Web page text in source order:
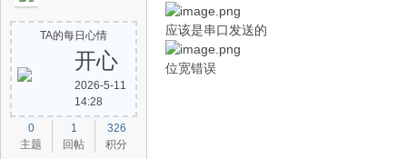
论
TA的每日心情
开心
2026-5-11
14:28
0
主题
1
回帖
326
积分
应该是串口发送的
位宽错误